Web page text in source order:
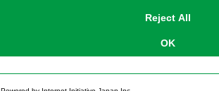
Reject All
OK